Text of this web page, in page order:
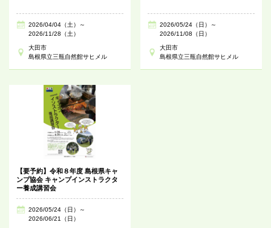
2026/04/04（土）～
2026/11/28（土）
大田市
島根県立三瓶自然館サヒメル
2026/05/24（日）～
2026/11/08（日）
大田市
島根県立三瓶自然館サヒメル
【要予約】令和８年度 島根県キャ
ンプ協会 キャンプインストラクタ
ー養成講習会
2026/05/24（日）～
2026/06/21（日）